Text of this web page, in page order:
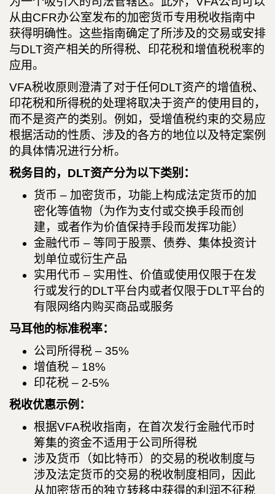
从由CFR办公室发布的加密货币专用税收指南中
获得明确性。这些指南确定了所涉及的交易或安排
与DLT资产相关的所得税、印花税和增值税税率的
应用。
VFA税收原则澄清了对于任何DLT资产的增值税、
印花税和所得税的处理将取决于资产的使用目的，
而不是资产的类别。例如，受增值税约束的交易应
根据活动的性质、涉及的各方的地位以及特定案例
的具体情况进行分析。
税务目的，DLT资产分为以下类别：
货币 – 加密货币，功能上构成法定货币的加
密化等值物（为作为支付或交换手段而创
建，或者作为价值保持手段而发挥功能）
金融代币 – 等同于股票、债券、集体投资计
划单位或衍生产品
实用代币 – 实用性、价值或使用仅限于在发
行或发行的DLT平台内或者仅限于DLT平台的
有限网络内购买商品或服务
马耳他的标准税率：
公司所得税 – 35%
增值税 – 18%
印花税 – 2-5%
税收优惠示例：
根据VFA税收指南，在首次发行金融代币时
筹集的资金不适用于公司所得税
涉及货币（如比特币）的交易的税收制度与
涉及法定货币的交易的税收制度相同，因此
从加密货币的独立转移中获得的利润不征税